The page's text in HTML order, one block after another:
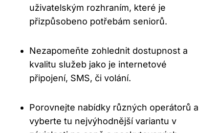
uživatelským rozhraním, které je
přizpůsobeno potřebám seniorů.
Nezapomeňte zohlednit dostupnost a
kvalitu služeb jako je internetové
připojení, SMS, či volání.
Porovnejte nabídky různých operátorů a
vyberte tu nejvýhodnější variantu v